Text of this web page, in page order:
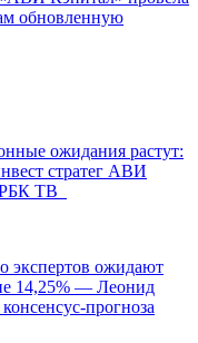
обновленную
ожидания растут:
стратег АВИ
РБК ТВ
экспертов ожидают
14,25% — Леонид
прогноза